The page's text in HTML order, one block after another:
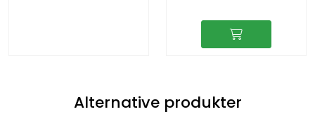
Alternative produkter